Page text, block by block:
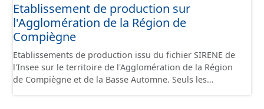
Etablissement de production sur
l'Agglomération de la Région de
Compiègne
Etablissements de production issu du fichier SIRENE de
l'Insee sur le territoire de l'Agglomération de la Région
de Compiègne et de la Basse Automne. Seuls les